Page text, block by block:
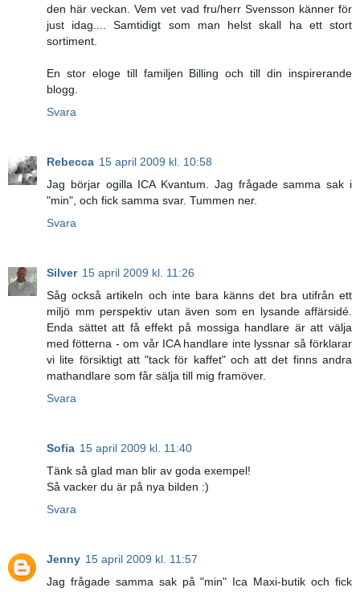
den här veckan. Vem vet vad fru/herr Svensson känner för
just idag.... Samtidigt som man helst skall ha ett stort
sortiment.
En stor eloge till familjen Billing och till din inspirerande
blogg.
Svara
Rebecca 15 april 2009 kl. 10:58
Jag börjar ogilla ICA Kvantum. Jag frågade samma sak i
"min", och fick samma svar. Tummen ner.
Svara
Silver 15 april 2009 kl. 11:26
Såg också artikeln och inte bara känns det bra utifrån ett
miljö mm perspektiv utan även som en lysande affärsidé.
Enda sättet att få effekt på mossiga handlare är att välja
med fötterna - om vår ICA handlare inte lyssnar så förklarar
vi lite försiktigt att "tack för kaffet" och att det finns andra
mathandlare som får sälja till mig framöver.
Svara
Sofia 15 april 2009 kl. 11:40
Tänk så glad man blir av goda exempel!
Så vacker du är på nya bilden :)
Svara
Jenny 15 april 2009 kl. 11:57
Jag frågade samma sak på "min" Ica Maxi-butik och fick